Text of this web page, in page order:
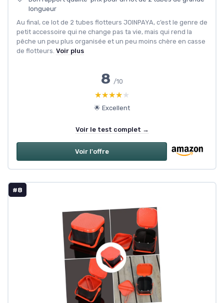
longueur
Au final, ce lot de 2 tubes flotteurs JOINPAYA, c’est le genre de
petit accessoire qui ne change pas ta vie, mais qui rend la
pêche un peu plus organisée et un peu moins chère en casse
de flotteurs. Voir plus
8 /10
★★★★★
★★★★★
🌟 Excellent
Voir le test complet →
Voir l'offre
#8